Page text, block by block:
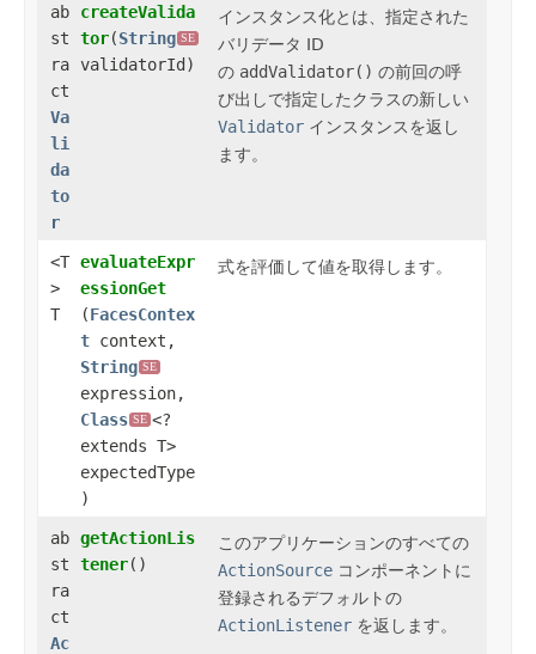
ab
st
ra
ct
Va
li
da
to
r
createValida
tor​(String SE
validatorId)
インスタンス化とは、指定された
バリデータ ID
の addValidator() の前回の呼
び出しで指定したクラスの新しい
Validator インスタンスを返し
ます。
<T
>
T
evaluateExpr
essionGet
(FacesContex
t context,
String SE
expression,
Class SE <?
extends T>
expectedType
)
式を評価して値を取得します。
ab
st
ra
ct
Ac
getActionLis
tener()
このアプリケーションのすべての
ActionSource コンポーネントに
登録されるデフォルトの
ActionListener を返し ます。